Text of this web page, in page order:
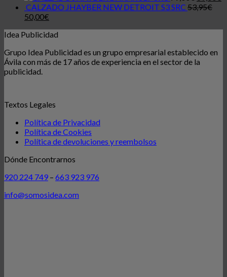
CALZADO JHAYBER NEW DETROIT S3 SRC 53,95€
50,00€
Idea Publicidad
Grupo Idea Publicidad es un grupo empresarial establecido en
Ávila con más de 17 años de experiencia en el sector de la
publicidad.
Textos Legales
Política de Privacidad
Política de Cookies
Política de devoluciones y reembolsos
Dónde Encontrarnos
920 224 749 – 663 923 976
info@somosidea.com